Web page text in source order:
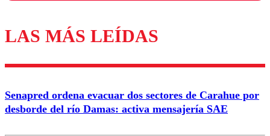
Los comentarios son moderados para garantizar un
diálogo respetuoso.
Nombre
Correo
LAS MÁS LEÍDAS
Senapred ordena evacuar dos sectores de Carahue por
desborde del río Damas: activa mensajería SAE